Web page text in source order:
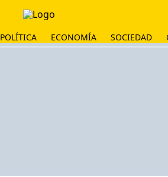
POLÍTICA ECONOMÍA SOCIEDAD